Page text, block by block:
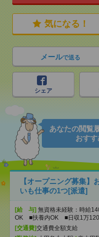
気になる！
メールで送る
シェア
あなたの閲覧
おすす
【オープニング募集】
いも仕事の1つ[派遣]
[給 与] 無資格未経験：時給
OK ■扶養内OK ■日収1万
[交通費]交通費全額支給